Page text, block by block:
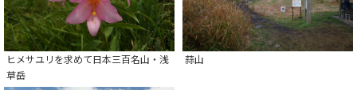
ヒメサユリを求めて日本三百名山・浅
草岳
蒜山